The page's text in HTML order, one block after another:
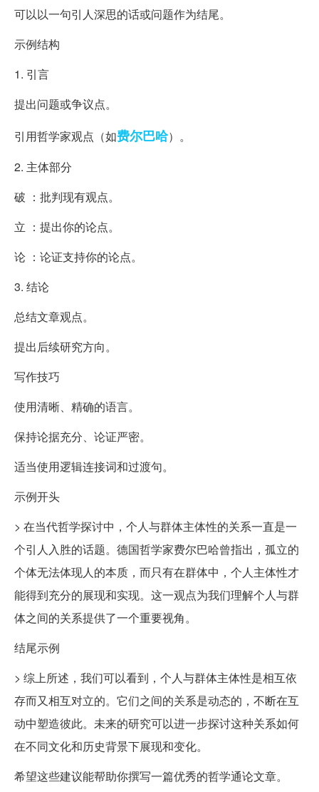
可以以一句引人深思的话或问题作为结尾。
示例结构
1. 引言
提出问题或争议点。
引用哲学家观点（如费尔巴哈）。
2. 主体部分
破 ：批判现有观点。
立 ：提出你的论点。
论 ：论证支持你的论点。
3. 结论
总结文章观点。
提出后续研究方向。
写作技巧
使用清晰、精确的语言。
保持论据充分、论证严密。
适当使用逻辑连接词和过渡句。
示例开头
> 在当代哲学探讨中，个人与群体主体性的关系一直是一
个引人入胜的话题。德国哲学家费尔巴哈曾指出，孤立的
个体无法体现人的本质，而只有在群体中，个人主体性才
能得到充分的展现和实现。这一观点为我们理解个人与群
体之间的关系提供了一个重要视角。
结尾示例
> 综上所述，我们可以看到，个人与群体主体性是相互依
存而又相互对立的。它们之间的关系是动态的，不断在互
动中塑造彼此。未来的研究可以进一步探讨这种关系如何
在不同文化和历史背景下展现和变化。
希望这些建议能帮助你撰写一篇优秀的哲学通论文章。